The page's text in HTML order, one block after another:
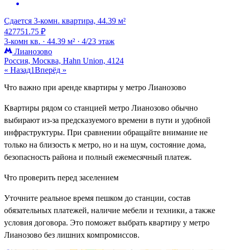
Сдается 3-комн. квартира, 44.39 м²
427751.75 ₽
3-комн кв. · 44.39 м² · 4/23 этаж
Лианозово
Россия, Москва, Hahn Union, 4124
« Назад1Вперёд »
Что важно при аренде квартиры у метро Лианозово
Квартиры рядом со станцией метро Лианозово обычно
выбирают из-за предсказуемого времени в пути и удобной
инфраструктуры. При сравнении обращайте внимание не
только на близость к метро, но и на шум, состояние дома,
безопасность района и полный ежемесячный платеж.
Что проверить перед заселением
Уточните реальное время пешком до станции, состав
обязательных платежей, наличие мебели и техники, а также
условия договора. Это поможет выбрать квартиру у метро
Лианозово без лишних компромиссов.